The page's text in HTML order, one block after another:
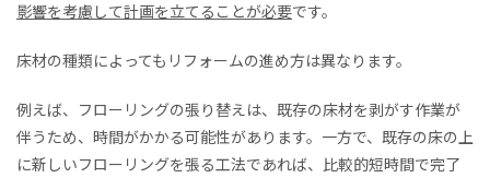
影響を考慮して計画を立てることが必要です。
床材の種類によってもリフォームの進め方は異なります。
例えば、フローリングの張り替えは、既存の床材を剥がす作業が
伴うため、時間がかかる可能性があります。一方で、既存の床の上
に新しいフローリングを張る工法であれば、比較的短時間で完了